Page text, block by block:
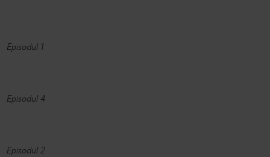
Episodul 1
Episodul 4
Episodul 2